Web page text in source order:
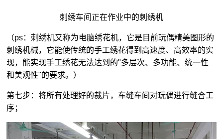
刺绣车间正在作业中的刺绣机
（ps：刺绣机又称为电脑绣花机，它是目前玩偶精美图形的
刺绣机械，它能使传统的手工绣花得到高速度、高效率的实
现，能实现手工绣花无法达到的"多层次、多功能、统一性
和美观性"的要求。）
第七步：将所有处理好的裁片，车缝车间对玩偶进行缝合工
序；